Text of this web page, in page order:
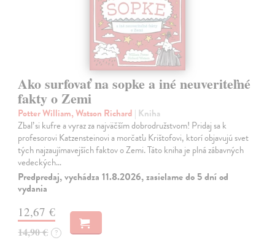
Ako surfovať na sopke a iné neuveriteľné
fakty o Zemi
Potter William, Watson Richard | Kniha
Zbaľ si kufre a vyraz za najväčším dobrodružstvom! Pridaj sa k
profesorovi Katzensteinovi a morčaťu Krištofovi, ktorí objavujú svet
tých najzaujímavejších faktov o Zemi. Táto kniha je plná zábavných
vedeckých…
Predpredaj, vychádza 11.8.2026, zasielame do 5 dní od
vydania
12,67 €
14,90 € ?